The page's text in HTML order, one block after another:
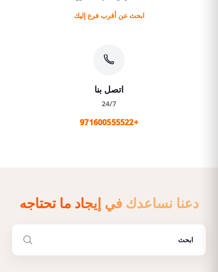
ابحث عن أقرب فرع إليك
اتصل بنا
24/7
+971600555522
دعنا نساعدك في إيجاد ما تحتاجه